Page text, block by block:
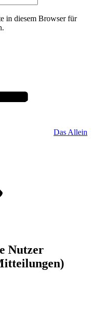
in diesem Browser für
Das Allein
Nutzer